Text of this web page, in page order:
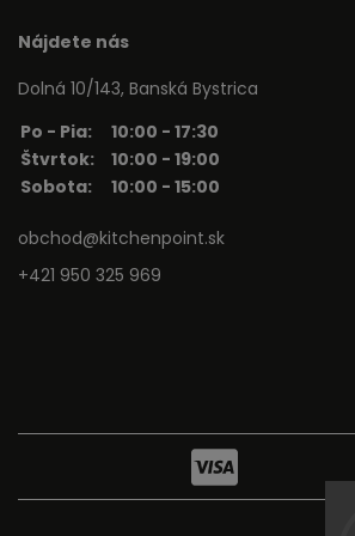
Nájdete nás
Dolná 10/143, Banská Bystrica
Po - Pia:
10:00 - 17:30
Štvrtok:
10:00 - 19:00
Sobota:
10:00 - 15:00
obchod@kitchenpoint.sk
+421 950 325 969